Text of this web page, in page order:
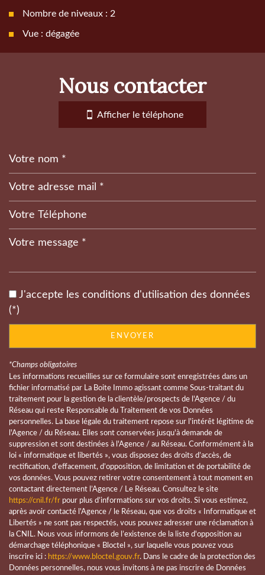
Nombre de niveaux : 2
Vue : dégagée
la ville de sisteron (04200)
Mairie
statistiques
Taxe habitation 14,09 %
Taxe foncière 23,26 %
Habitants de moins de 25 ans
Habitants de 25 à 55 ans 35,20 %
Habitants de plus de 55 ans 38,64 %
Nombre d'enfants par famille 0,78
Familles sans enfant 55,05 %
Familles avec 1 ou 2 enfants 37,27 %
Maisons 48,09 %
Appartements 51,91 %
Familles avec 3 enfants 6,30 %
nous contacter
Afficher le téléphone
J'accepte les conditions d'utilisation des données
(*)
ENVOYER
*Champs obligatoires
Les informations recueillies sur ce formulaire sont enregistrées dans un
fichier informatisé par La Boite Immo agissant comme Sous-traitant du
traitement pour la gestion de la clientèle/prospects de l'Agence / du
Réseau qui reste Responsable du Traitement de vos Données
personnelles. La base légale du traitement repose sur l'intérêt légitime de
l'Agence / du Réseau. Elles sont conservées jusqu'à demande de
suppression et sont destinées à l'Agence / au Réseau. Conformément à la
loi « informatique et libertés », vous disposez des droits d’accès, de
rectification, d’effacement, d’opposition, de limitation et de portabilité de
vos données. Vous pouvez retirer votre consentement à tout moment en
contactant directement l’Agence / Le Réseau. Consultez le site
https://cnil.fr/fr pour plus d’informations sur vos droits. Si vous estimez,
après avoir contacté l'Agence / le Réseau, que vos droits « Informatique et
Libertés » ne sont pas respectés, vous pouvez adresser une réclamation à
la CNIL. Nous vous informons de l’existence de la liste d'opposition au
démarchage téléphonique « Bloctel », sur laquelle vous pouvez vous
inscrire ici : https://www.bloctel.gouv.fr. Dans le cadre de la protection des
Données personnelles, nous vous invitons à ne pas inscrire de Données